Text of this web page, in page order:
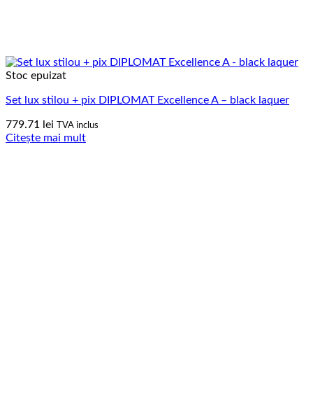
Stoc epuizat
Set lux stilou + pix DIPLOMAT Excellence A – black laquer
779.71 lei TVA inclus
Citește mai mult